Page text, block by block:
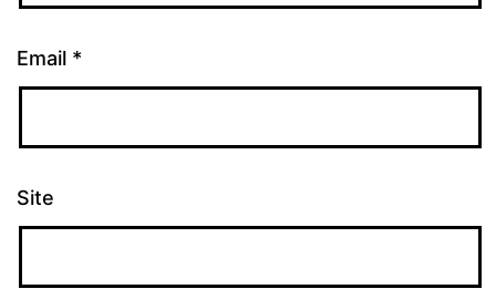
Email *
Site